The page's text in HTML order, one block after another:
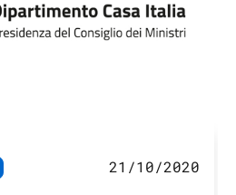
21/10/2020